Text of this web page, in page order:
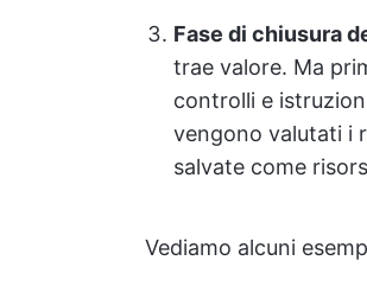
Fase di chiusura
trae valore. Ma
controlli e
vengono valutati i
salvate come
Vediamo alcuni